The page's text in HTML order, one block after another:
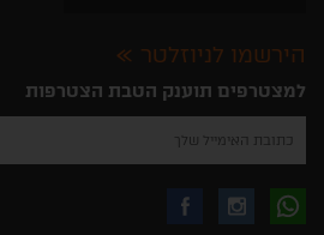
הירשמו לניוזלטר
למצטרפים תוענק הטבת הצטרפות
להזין
שלך
להרשמה
לקבלת עקבו